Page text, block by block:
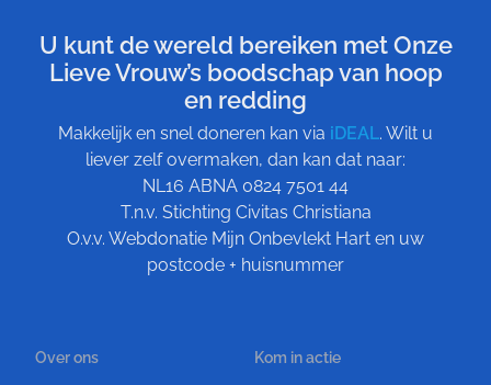
U kunt de wereld bereiken met Onze
Lieve Vrouw’s boodschap van hoop
en redding
Makkelijk en snel doneren kan via iDEAL. Wilt u
liever zelf overmaken, dan kan dat naar:
NL16 ABNA 0824 7501 44
T.n.v. Stichting Civitas Christiana
O.v.v. Webdonatie Mijn Onbevlekt Hart en uw
postcode + huisnummer
Over ons Kom in actie